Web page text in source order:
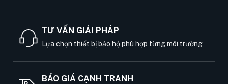
TƯ VẤN GIẢI PHÁP
Lựa chọn thiết bị bảo hộ phù hợp từng môi trường
BÁO GIÁ CẠNH TRANH